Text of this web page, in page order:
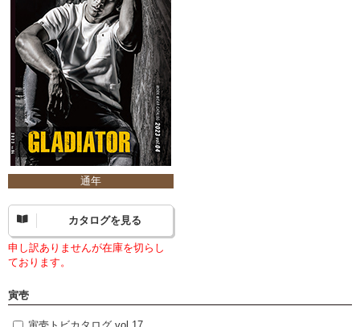
通年
カタログを見る
申し訳ありませんが在庫を切らし
ております。
寅壱